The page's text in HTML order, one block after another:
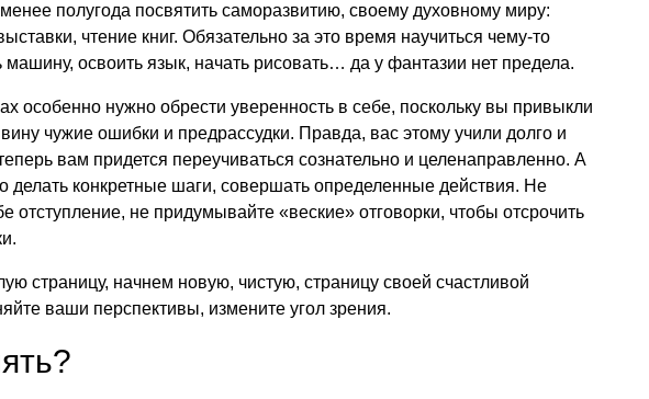
полугода посвятить саморазвитию, своему духовному миру:
чтение книг. Обязательно за это время научиться чему-то
машину, освоить язык, начать рисовать… да у фантазии нет предела.
особенно нужно обрести уверенность в себе, поскольку вы привыкли
чужие ошибки и предрассудки. Правда, вас этому учили долго и
вам придется переучиваться сознательно и целенаправленно. А
делать конкретные шаги, совершать определенные действия. Не
отступление, не придумывайте «веские» отговорки, чтобы отсрочить
страницу, начнем новую, чистую, страницу своей счастливой
ваши перспективы, измените угол зрения.